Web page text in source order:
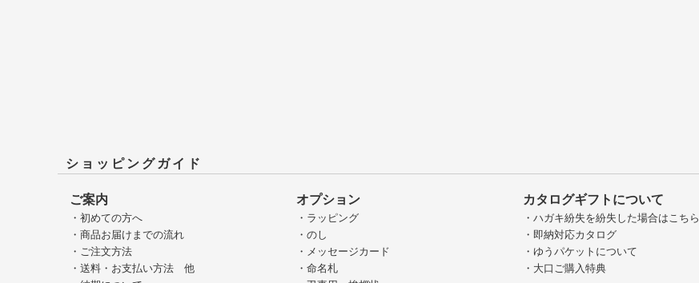
ショッピングガイド
ご案内
・初めての方へ
・商品お届けまでの流れ
・ご注文方法
・送料・お支払い方法 他
オプション
・ラッピング
・のし
・メッセージカード
・命名札
カタログギフトについて
・ハガキ紛失を紛失した場合はこちら
・即納対応カタログ
・ゆうパケットについて
・大口ご購入特典